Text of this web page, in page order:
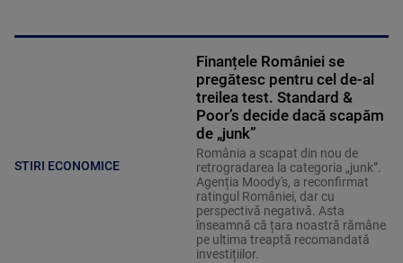
STIRI ECONOMICE
Finanțele României se
pregătesc pentru cel de-al
treilea test. Standard &
Poor’s decide dacă scapăm
de „junk”
România a scapat din nou de
retrogradarea la categoria „junk”.
Agenția Moody's, a reconfirmat
ratingul României, dar cu
perspectivă negativă. Asta
înseamnă că țara noastră rămâne
pe ultima treaptă recomandată
investițiilor.